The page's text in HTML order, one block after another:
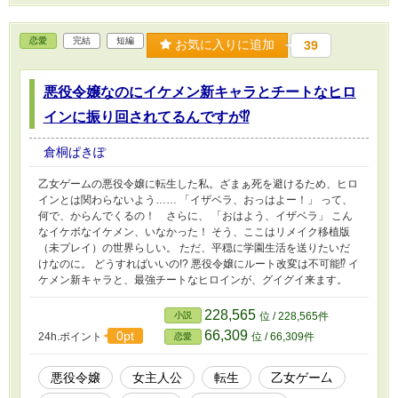
恋愛 完結 短編 お気に入りに追加 39
悪役令嬢なのにイケメン新キャラとチートなヒロ
インに振り回されてるんですが⁉
倉桐ぱきぽ
乙女ゲームの悪役令嬢に転生した私。ざまぁ死を避けるため、ヒロ
インとは関わらないよう…… 「イザベラ、おっはよー！」 って、
何で、からんでくるの！ さらに、 「おはよう、イザベラ」 こん
なイケボなイケメン、いなかった！ そう、ここはリメイク移植版
（未プレイ）の世界らしい。 ただ、平穏に学園生活を送りたいだ
けなのに。 どうすればいいの!? 悪役令嬢にルート改変は不可能⁉ イ
ケメン新キャラと、最強チートなヒロインが、グイグイ来ます。
24h.ポイント 0pt
小説 228,565 位 / 228,565件
恋愛 66,309 位 / 66,309件
悪役令嬢 女主人公 転生
乙女ゲー厶